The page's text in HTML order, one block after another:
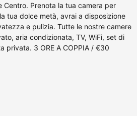
Centro. Prenota la tua camera per
tua dolce metà, avrai a disposizione
e pulizia. Tutte le nostre camere
aria condizionata, TV, WiFi, set di
privata. 3 ORE A COPPIA / €30